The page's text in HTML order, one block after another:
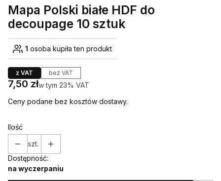
Mapa Polski białe HDF do
decoupage 10 sztuk
1 osoba kupiła ten produkt
z VAT bez VAT
Cena
7,50 złw tym 23% VAT
w tym 23% VAT
Ceny podane bez kosztów dostawy.
Ilość
szt.
Dostępność:
na wyczerpaniu